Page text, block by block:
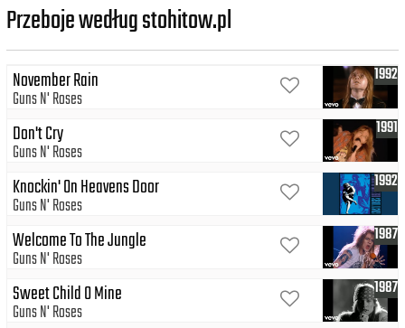
Przeboje według stohitow.pl
1992
November Rain
Guns N' Roses
1991
Don't Cry
Guns N' Roses
1992
Knockin' On Heavens Door
Guns N' Roses
1987
Welcome To The Jungle
Guns N' Roses
1987
Sweet Child O Mine
Guns N' Roses